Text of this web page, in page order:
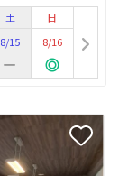
土
8/15
日
8/16